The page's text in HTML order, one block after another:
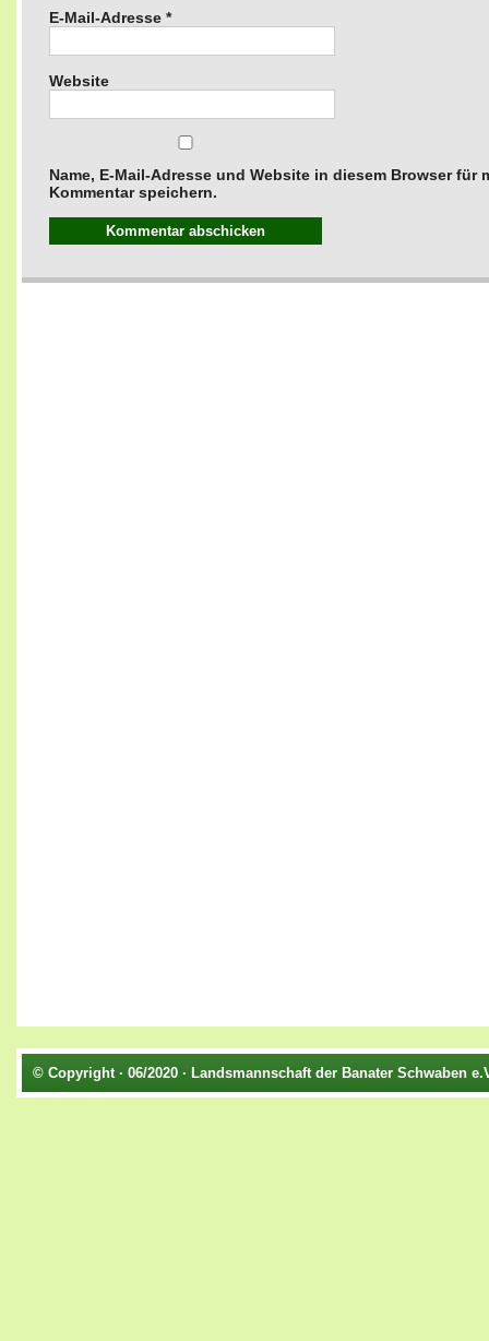
E-Mail-Adresse *
Website
Name, E-Mail-Adresse und Website in diesem Browser für
Kommentar speichern.
© Copyright · 06/2020 · Landsmannschaft der Banater Schwaben